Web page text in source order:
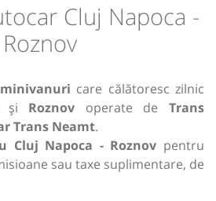
Cluj Napoca -
Roznov
care călătoresc zilnic
și Roznov operate deTrans
Trans Neamt.
Cluj Napoca - Roznov pentru
sau taxe suplimentare, de